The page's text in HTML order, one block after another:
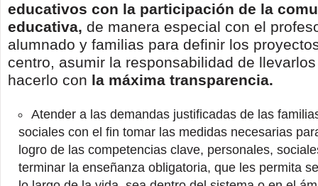
educativos con la participación de la
educativa, de manera especial con el
alumnado y familias para definir los
centro, asumir la responsabilidad de
hacerlo con la máxima transparencia.
Atender a las demandas justificadas de las
sociales con el fin tomar las medidas necesarias
logro de las competencias clave, personales,
terminar la enseñanza obligatoria, que les permita